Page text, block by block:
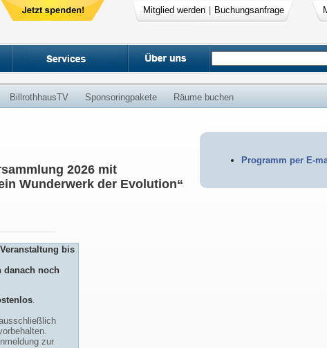
Mitglied werden Buchungsanfrage
BillrothhausTV Sponsoringpakete Räume buchen
Programm per E-
2026 mit
Wunderwerk der Evolution“
bis
danach noch
.
zur